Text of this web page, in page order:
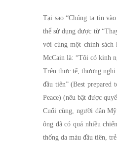
Tại sao “Chúng ta tin
thể sử dụng được từ
với cùng một chính sách
McCain là: “Tôi có kinh
Trên thực tế, thượng
đầu tiên” (Best
Peace) (nêu bật được
Cuối cùng, người dân
ông đã có quá nhiều
thống da màu đầu tiên,